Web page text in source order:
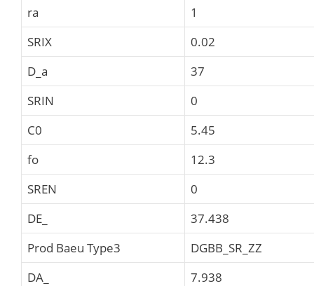
ra
1
SRIX
0.02
D_a
37
SRIN
0
C0
5.45
fo
12.3
SREN
0
DE_
37.438
Prod Baeu Type3
DGBB_SR_ZZ
DA_
7.938